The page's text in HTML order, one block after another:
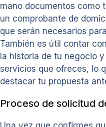
mano documentos como
un comprobante de
que serán necesarios
También es útil contar
la historia de tu negocio
servicios que ofreces, lo
destacar tu propuesta
Proceso de solicitud